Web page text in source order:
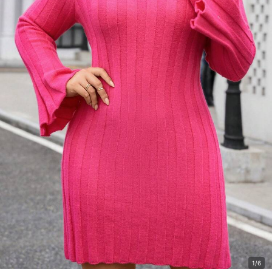
1/6